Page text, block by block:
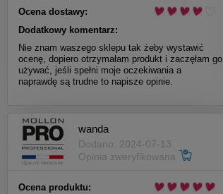
Ocena dostawy:
Dodatkowy komentarz:
Nie znam waszego sklepu tak żeby wystawić
ocenę, dopiero otrzymałam produkt i zaczęłam go
używać, jeśli spełni moje oczekiwania a
naprawdę są trudne to napisze opinie.
wanda
Dodano: 2024-07-13
Opinia zweryfikowana
Ocena produktu: